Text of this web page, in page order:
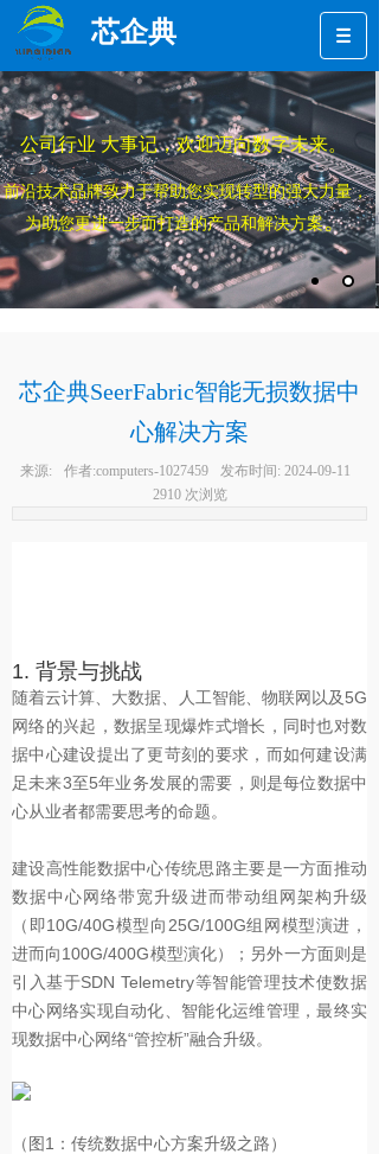
芯企典
公司行业 大事记，欢迎迈向数字未来。
前沿技术品牌致力于帮助您实现转型的强大力量，
为助您更进一步而打造的产品和解决方案。
芯企典SeerFabric智能无损数据中
心解决方案
来源: 作者:computers-1027459 发布时间: 2024-09-11
2910 次浏览
1. 背景与挑战
随着云计算、大数据、人工智能、物联网以及5G
网络的兴起，数据呈现爆炸式增长，同时也对数
据中心建设提出了更苛刻的要求，而如何建设满
足未来3至5年业务发展的需要，则是每位数据中
心从业者都需要思考的命题。
建设高性能数据中心传统思路主要是一方面推动
数据中心网络带宽升级进而带动组网架构升级
（即10G/40G模型向25G/100G组网模型演进，
进而向100G/400G模型演化）；另外一方面则是
引入基于SDN Telemetry等智能管理技术使数据
中心网络实现自动化、智能化运维管理，最终实
现数据中心网络“管控析”融合升级。
（图1：传统数据中心方案升级之路）